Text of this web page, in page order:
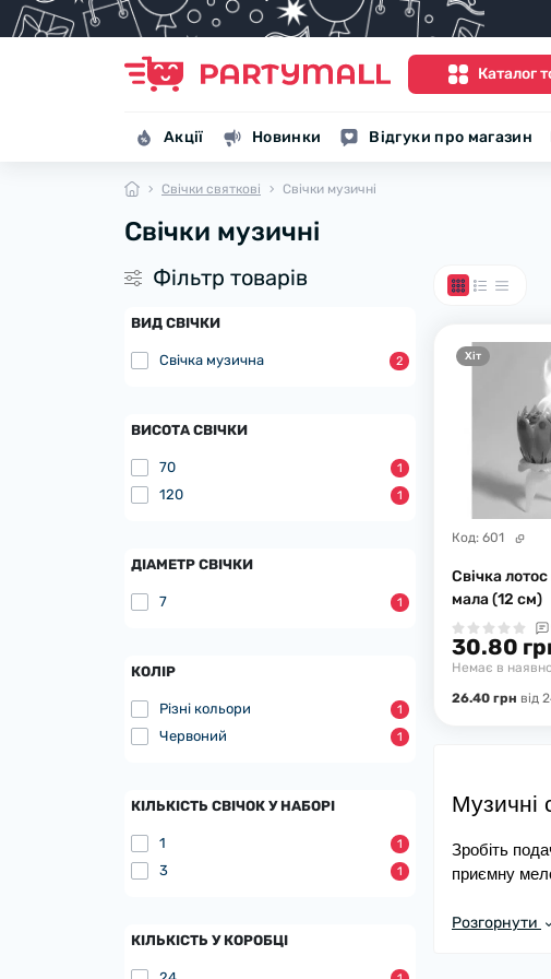
Каталог
Акції Новинки Відгуки про магазин
Свічки святкові Свічки музичні
Свічки музичні
Фiльтр товарiв
ВИД СВІЧКИ
Свічка музична 2
ВИСОТА СВІЧКИ
70 1
120 1
ДІАМЕТР СВІЧКИ
7 1
КОЛІР
Різні кольори 1
Червоний 1
КІЛЬКІСТЬ СВІЧОК У НАБОРІ
1 1
3 1
КІЛЬКІСТЬ У КОРОБЦІ
Хiт
Код: 601
Свічка
мала (12 см)
30.80
Немає в
26.40 грн вiд
Музичні
Зробіть
приємну
Розгорнути